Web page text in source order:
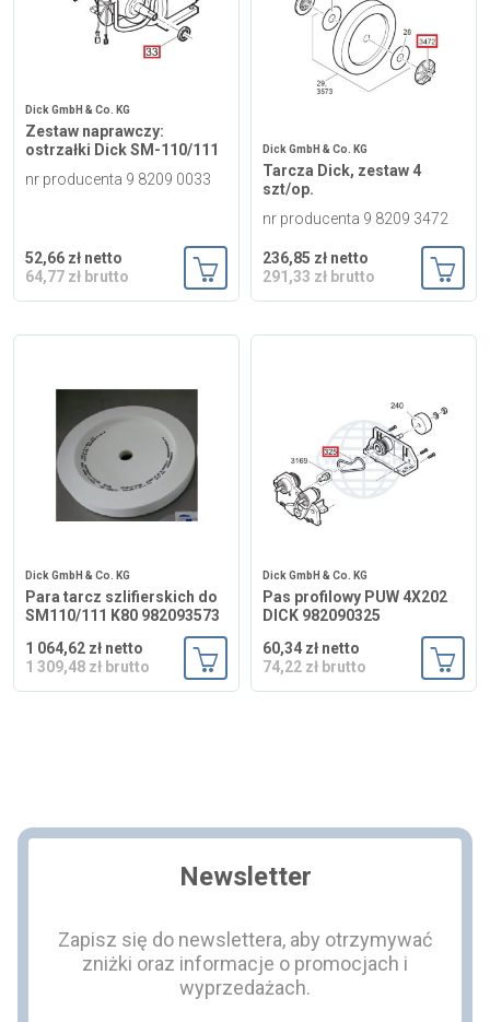
Dick GmbH & Co. KG
Zestaw naprawczy:
ostrzałki Dick SM-110/111
nr producenta 9 8209 0033
52,66 zł netto
64,77 zł brutto
Dodaj do koszyka
Dick GmbH & Co. KG
Tarcza Dick, zestaw 4
szt/op.
nr producenta 9 8209 3472
236,85 zł netto
291,33 zł brutto
Dick GmbH & Co. KG
Para tarcz szlifierskich do
SM110/111 K80 982093573
1 064,62 zł netto
1 309,48 zł brutto
Dodaj do koszyka
Dick GmbH & Co. KG
Pas profilowy PUW 4X202
DICK 982090325
60,34 zł netto
74,22 zł brutto
Newsletter
Zapisz się do newslettera, aby otrzymywać
zniżki oraz informacje o promocjach i
wyprzedażach.